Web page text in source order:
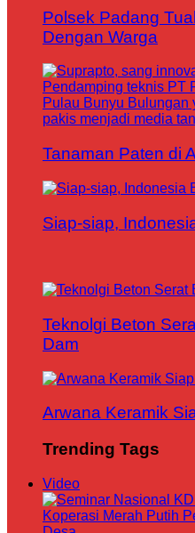
Polsek Padang
Dengan Warga
Tanaman Paten di
Siap-siap,
Teknolgi Beton
Dam
Arwana Keramik
Trending Tags
Video